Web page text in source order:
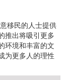
移民的人士提供
推出将吸引更多
环境和丰富的文
为更多人的理性